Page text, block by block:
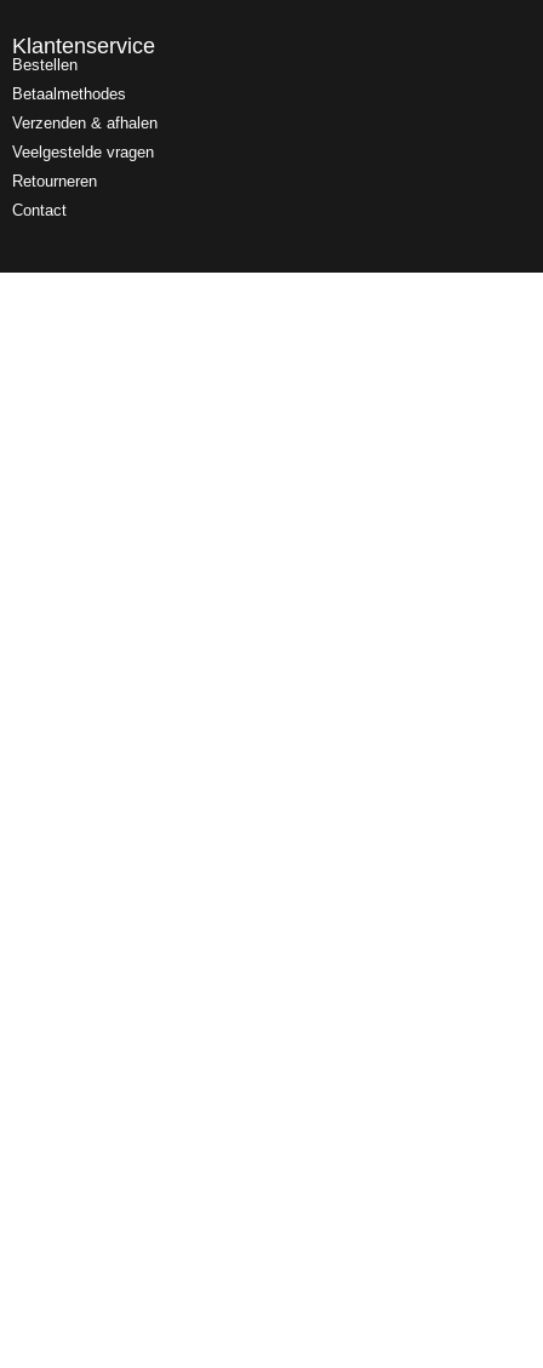
Klantenservice
Bestellen
Betaalmethodes
Verzenden & afhalen
Veelgestelde vragen
Retourneren
Contact